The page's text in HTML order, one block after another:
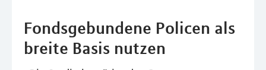
Fondsgebundene Policen als
breite Basis nutzen